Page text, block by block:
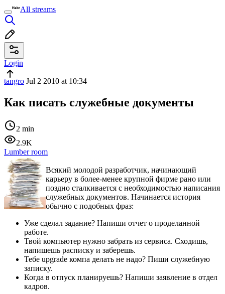
All streams
Login
tangro Jul 2 2010 at 10:34
Как писать служебные документы
2 min
2.9K
Lumber room
Всякий молодой разработчик, начинающий
карьеру в более-менее крупной фирме рано или
поздно сталкивается с необходимостью написания
служебных документов. Начинается история
обычно с подобных фраз:
Уже сделал задание? Напиши отчет о проделанной
работе.
Твой компьютер нужно забрать из сервиса. Сходишь,
напишешь расписку и заберешь.
Тебе upgrade компа делать не надо? Пиши служебную
записку.
Когда в отпуск планируешь? Напиши заявление в отдел
кадров.